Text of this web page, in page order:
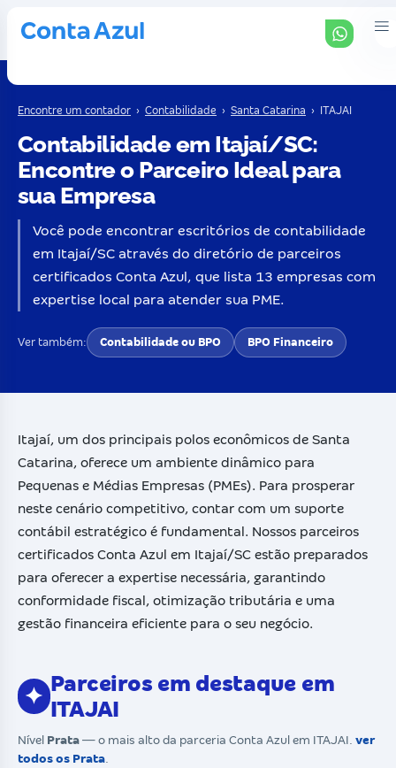
Encontre um contador › Contabilidade › Santa Catarina › ITAJAI
Contabilidade em Itajaí/SC:
Encontre o Parceiro Ideal para
sua Empresa
Você pode encontrar escritórios de contabilidade
em Itajaí/SC através do diretório de parceiros
certificados Conta Azul, que lista 13 empresas com
expertise local para atender sua PME.
Ver também: Contabilidade ou BPO BPO Financeiro
Itajaí, um dos principais polos econômicos de Santa
Catarina, oferece um ambiente dinâmico para
Pequenas e Médias Empresas (PMEs). Para prosperar
neste cenário competitivo, contar com um suporte
contábil estratégico é fundamental. Nossos parceiros
certificados Conta Azul em Itajaí/SC estão preparados
para oferecer a expertise necessária, garantindo
conformidade fiscal, otimização tributária e uma
gestão financeira eficiente para o seu negócio.
✦
Parceiros em destaque em
ITAJAI
Nível Prata — o mais alto da parceria Conta Azul em ITAJAI. ver
todos os Prata.